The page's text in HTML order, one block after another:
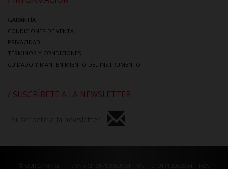
GARANTÍA
CONDICIONES DE VENTA
PRIVACIDAD
TÉRMINOS Y CONDICIONES
CUIDADO Y MANTENIMIENTO DEL INSTRUMENTO
/ SUSCRÍBETE A LA NEWSLETTER
Suscríbete a la newsletter
© CORICAMA Srl | P.IVA e CF 01713980934 | VAT n.IT01713980934 | REA